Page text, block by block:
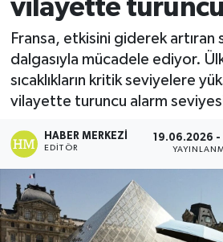
vilayette
Fransa, etkisini giderek artıran
dalgasıyla mücadele ediyor.
sıcaklıkların kritik seviyelere
vilayette turuncu alarm
HABER MERKEZI
EDITÖR
19.06.2026 -
Diğer
Dünya
Eğitim
Ekonomi
Emlak
Tüm Manşetler
Son Dakika Haberleri
Haber Arşivi